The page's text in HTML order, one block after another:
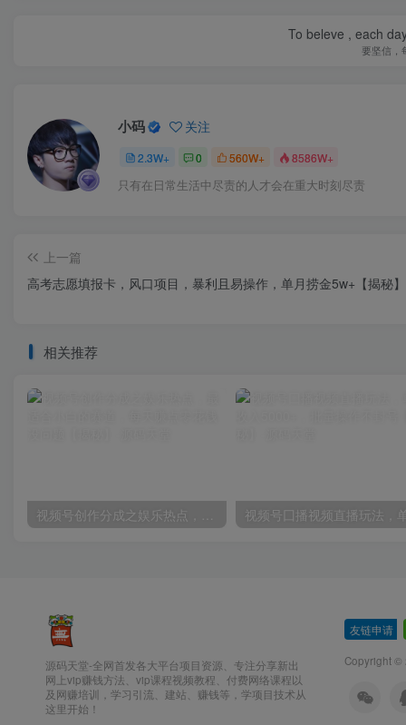
To beleve , each
要坚信，
小码 关注
2.3W+ 0 560W+ 8586W+
只有在日常生活中尽责的人才会在重大时刻尽责
上一篇
高考志愿填报卡，风口项目，暴利且易操作，单月捞金5w+【揭秘】
相关推荐
视频号创作分成之娱乐热点，最适合小白的赛道，每天赚点零花钱没问题【揭秘】
源码天堂-全网首发各大平台项目资源、专注分享新出
网上vip赚钱方法、vip课程视频教程、付费网络课程以
及网赚培训，学习引流、建站、赚钱等，学项目技术从
这里开始！
友链申请
Copyright ©